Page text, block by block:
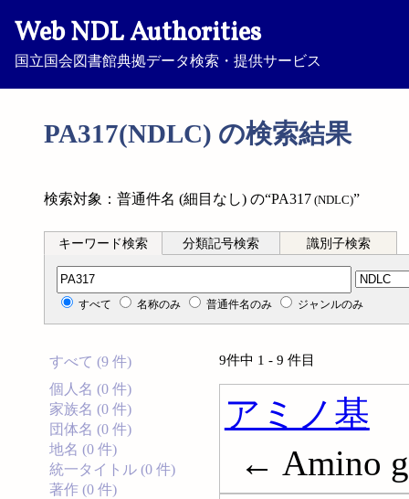
Web NDL Authorities
国立国会図書館典拠データ検索・提供サービス
PA317(NDLC) の検索結果
検索対象：普通件名 (細目なし) の“PA317 (NDLC)”
キーワード検索 分類記号検索 識別子検索
分類記号検索
すべて 名称のみ 普通件名のみ ジャンルのみ
すべて (9 件)
個人名 (0 件)
家族名 (0 件)
団体名 (0 件)
地名 (0 件)
統一タイトル (0 件)
著作 (0 件)
9件中 1 - 9 件目
アミノ基
← Amino